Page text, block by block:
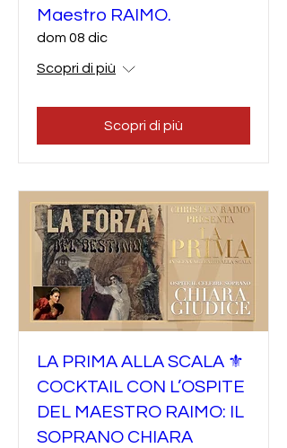
Maestro RAIMO.
dom 08 dic
Scopri di più
Scopri di più
LA PRIMA ALLA SCALA ⚜️
COCKTAIL CON L’OSPITE
DEL MAESTRO RAIMO: IL
SOPRANO CHIARA